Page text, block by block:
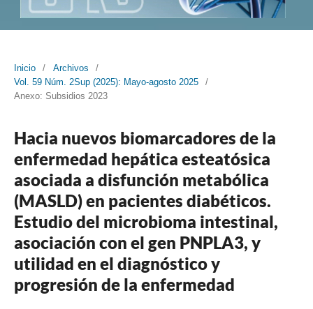
Inicio / Archivos
/
Vol. 59 Núm. 2Sup (2025): Mayo-agosto 2025
/
Anexo: Subsidios 2023
Hacia nuevos biomarcadores de la
enfermedad hepática esteatósica
asociada a disfunción metabólica
(MASLD) en pacientes diabéticos.
Estudio del microbioma intestinal,
asociación con el gen PNPLA3, y
utilidad en el diagnóstico y
progresión de la enfermedad